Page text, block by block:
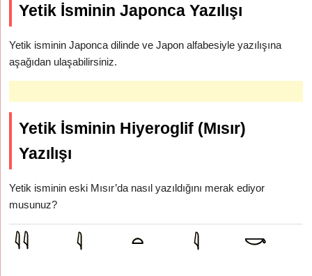
Yetik İsminin Japonca Yazılışı
Yetik isminin Japonca dilinde ve Japon alfabesiyle yazılışına
aşağıdan ulaşabilirsiniz.
Yetik İsminin Hiyeroglif (Mısır)
Yazılışı
Yetik isminin eski Mısır’da nasıl yazıldığını merak ediyor
musunuz?